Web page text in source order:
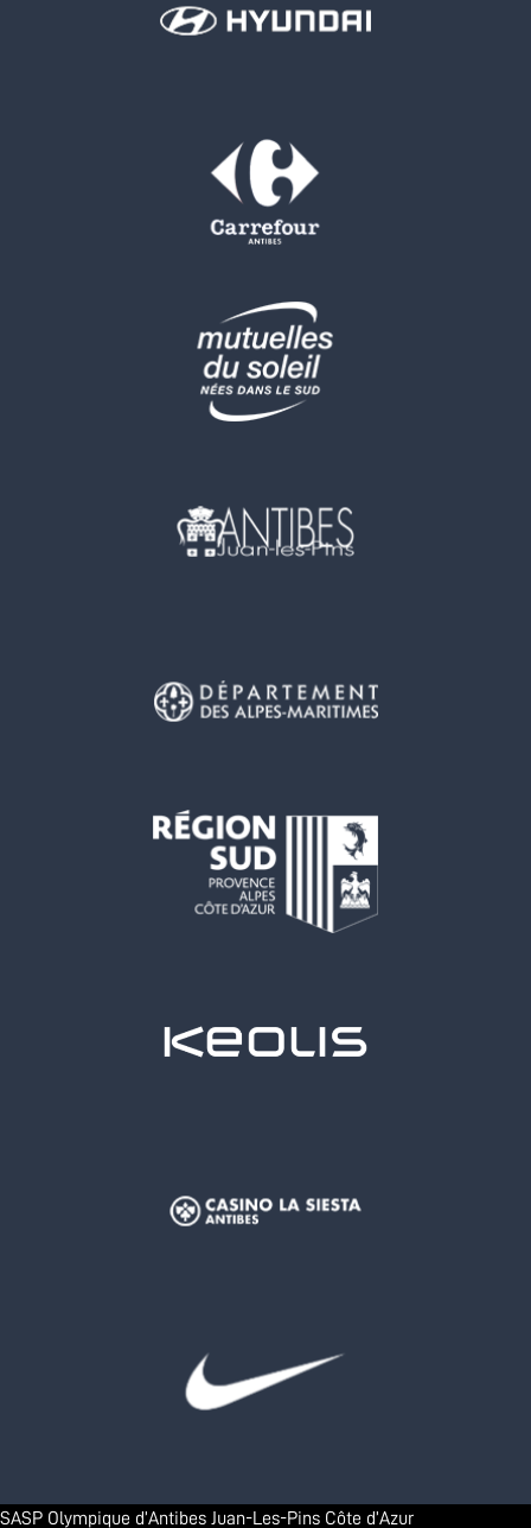
SASP Olympique d’Antibes Juan-Les-Pins Côte d’Azur